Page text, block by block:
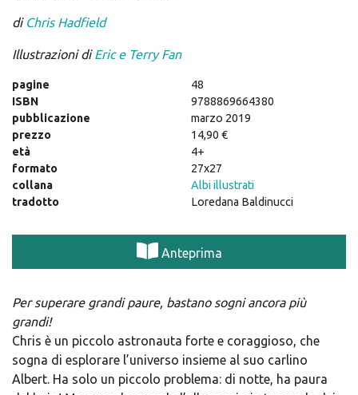
di Chris Hadfield
Illustrazioni diEric e Terry Fan
pagine
48
ISBN
9788869664380
pubblicazione
marzo 2019
prezzo
14,90 €
età
4+
formato
27x27
collana
Albi illustrati
tradotto
Loredana Baldinucci
Anteprima
Per superare grandi paure, bastano sogni ancora più
grandi!
Chris è un piccolo astronauta forte e coraggioso, che
sogna di esplorare l’universo insieme al suo carlino
Albert. Ha solo un piccolo problema: di notte, ha paura